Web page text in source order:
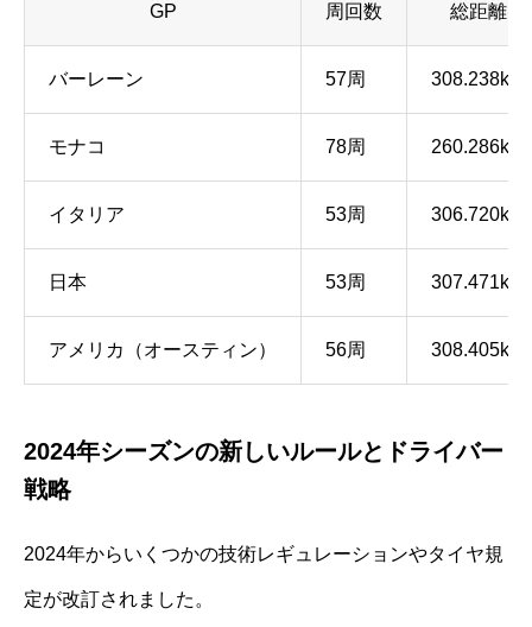
GP 周回数 総距離
バーレーン 57周 308.238km
モナコ 78周 260.286km
イタリア 53周 306.720km
日本 53周 307.471km
アメリカ（オースティン） 56周 308.405km
2024年シーズンの新しいルールとドライバー
戦略
2024年からいくつかの技術レギュレーションやタイヤ規
定が改訂されました。